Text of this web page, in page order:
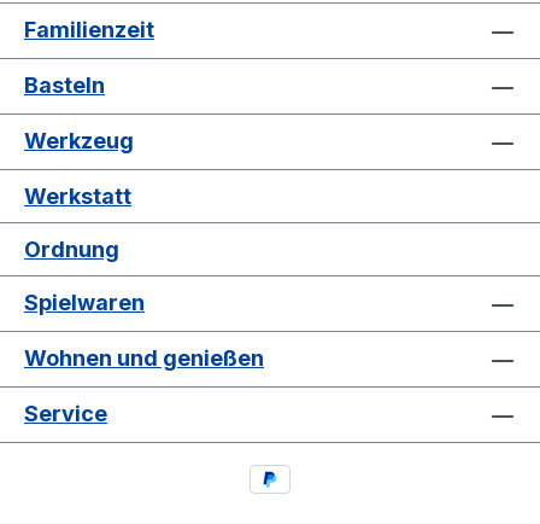
Familienzeit
Basteln
Werkzeug
Werkstatt
Ordnung
Spielwaren
Wohnen und genießen
Service